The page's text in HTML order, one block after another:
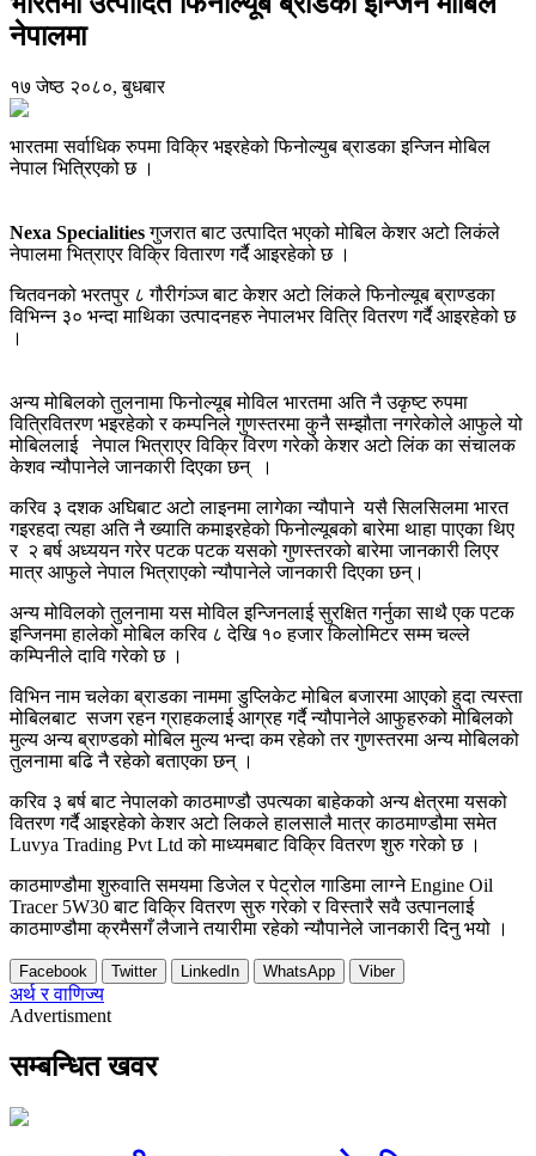
नेपालमा
१७ जेष्ठ २०८०, बुधबार
भारतमा सर्वाधिक रुपमा विक्रि भइरहेको फिनोल्युब ब्राडका इन्जिन मोबिल
नेपाल भित्रिएको छ ।
Nexa Specialitiesगुजरात बाट उत्पादित भएको मोबिल केशर अटो लिकंले
नेपालमा भित्राएर विक्रि वितारण गर्दै आइरहेको छ ।
चितवनको भरतपुर ८ गौरीगंञ्ज बाट केशर अटो लिंकले फिनोल्यूब ब्राण्डका
विभिन्न ३० भन्दा माथिका उत्पादनहरु नेपालभर वित्रि वितरण गर्दै आइरहेको छ
।
अन्य मोबिलको तुलनामा फिनोल्यूब मोविल भारतमा अति नै उकृष्ट रुपमा
वित्रिवितरण भइरहेको र कम्पनिले गुणस्तरमा कुनै सम्झौता नगरेकोले आफुले यो
मोबिललाई नेपाल भित्राएर विक्रि विरण गरेको केशर अटो लिंक का संचालक
केशव न्यौपानेले जानकारी दिएका छन् ।
करिव ३ दशक अघिबाट अटो लाइनमा लागेका न्यौपाने यसै सिलसिलमा भारत
गइरहदा त्यहा अति नै ख्याति कमाइरहेको फिनोल्यूबको बारेमा थाहा पाएका थिए
र २ बर्ष अध्ययन गरेर पटक पटक यसको गुणस्तरको बारेमा जानकारी लिएर
मात्र आफुले नेपाल भित्राएको न्यौपानेले जानकारी दिएका छन्।
अन्य मोविलको तुलनामा यस मोविल इन्जिनलाई सुरक्षित गर्नुका साथै एक पटक
इन्जिनमा हालेको मोबिल करिव ८ देखि १० हजार किलोमिटर सम्म चल्ले
कम्पिनीले दावि गरेको छ ।
विभिन नाम चलेका ब्राडका नाममा डुप्लिकेट मोबिल बजारमा आएको हुदा त्यस्ता
मोबिलबाट सजग रहन ग्राहकलाई आग्रह गर्दै न्यौपानेले आफुहरुको मोबिलको
मुल्य अन्य ब्राण्डको मोबिल मुल्य भन्दा कम रहेको तर गुणस्तरमा अन्य मोबिलको
तुलनामा बढि नै रहेको बताएका छन् ।
करिव ३ बर्ष बाट नेपालको काठमाण्डौ उपत्यका बाहेकको अन्य क्षेत्रमा यसको
वितरण गर्दै आइरहेको केशर अटो लिकले हालसालै मात्र काठमाण्डौमा समेत
Luvya Trading Pvt Ltd को माध्यमबाट विक्रि वितरण शुरु गरेको छ ।
काठमाण्डौमा शुरुवाति समयमा डिजेल र पेट्रोल गाडिमा लाग्ने Engine Oil
Tracer 5W30 बाट विक्रि वितरण सुरु गरेको र विस्तारै सवै उत्पानलाई
काठमाण्डौमा क्रमैसगँ लैजाने तयारीमा रहेको न्यौपानेले जानकारी दिनु भयो ।
Facebook Twitter LinkedIn WhatsApp Viber
अर्थ र वाणिज्य
Advertisment
सम्बन्धित खवर